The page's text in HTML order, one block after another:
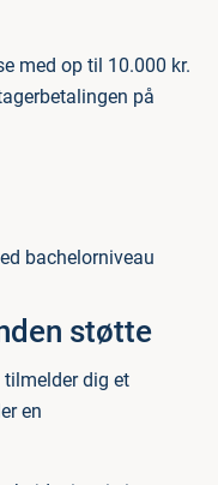
med op til 10.000 kr.
på
bachelorniveau
støtte
dig et
en